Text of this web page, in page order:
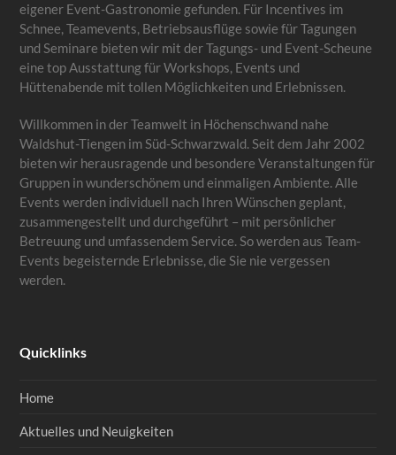
eigener Event-Gastronomie gefunden. Für Incentives im
Schnee, Teamevents, Betriebsausflüge sowie für Tagungen
und Seminare bieten wir mit der Tagungs- und Event-Scheune
eine top Ausstattung für Workshops, Events und
Hüttenabende mit tollen Möglichkeiten und Erlebnissen.
Willkommen in der Teamwelt in Höchenschwand nahe
Waldshut-Tiengen im Süd-Schwarzwald. Seit dem Jahr 2002
bieten wir herausragende und besondere Veranstaltungen für
Gruppen in wunderschönem und einmaligen Ambiente. Alle
Events werden individuell nach Ihren Wünschen geplant,
zusammengestellt und durchgeführt – mit persönlicher
Betreuung und umfassendem Service. So werden aus Team-
Events begeisternde Erlebnisse, die Sie nie vergessen
werden.
Quicklinks
Home
Aktuelles und Neuigkeiten